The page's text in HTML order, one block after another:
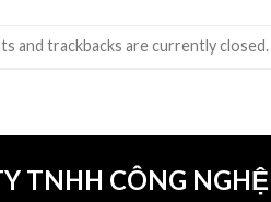
and trackbacks are currently closed.
TNHH CÔNG